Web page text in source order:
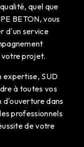
quel que
BETON, vous
d'un service
projet.
expertise, SUD
à toutes vos
d'ouverture dans
professionnels
de votre